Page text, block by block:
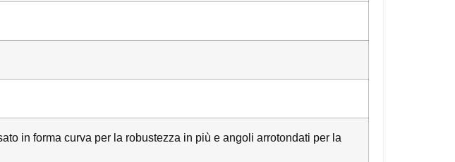
in forma curva per la robustezza in più e angoli arrotondati per la